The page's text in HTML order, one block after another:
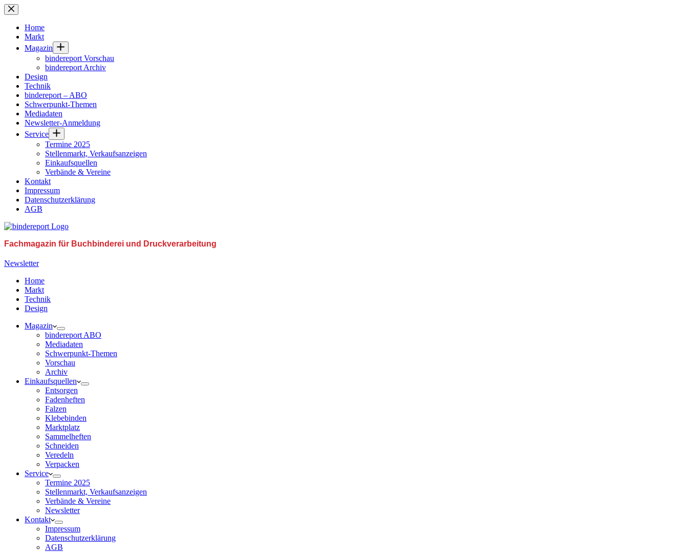
Zum
Inhalt
springenHome
Markt
Magazin
bindereport Vorschau
bindereport Archiv
Design
Technik
bindereport – ABO
Schwerpunkt-Themen
Mediadaten
Newsletter-Anmeldung
Service
Termine 2025
Stellenmarkt, Verkaufsanzeigen
Einkaufsquellen
Verbände & Vereine
Kontakt
Impressum
Datenschutzerklärung
AGB
Fachmagazin für Buchbinderei und Druckverarbeitung
Newsletter
Home
Markt
Technik
Design
Magazin
bindereport ABO
Mediadaten
Schwerpunkt-Themen
Vorschau
Archiv
Einkaufsquellen
Entsorgen
Fadenheften
Falzen
Klebebinden
Marktplatz
Sammelheften
Schneiden
Veredeln
Verpacken
Service
Termine 2025
Stellenmarkt, Verkaufsanzeigen
Verbände & Vereine
Newsletter
Kontakt
Impressum
Datenschutzerklärung
AGB